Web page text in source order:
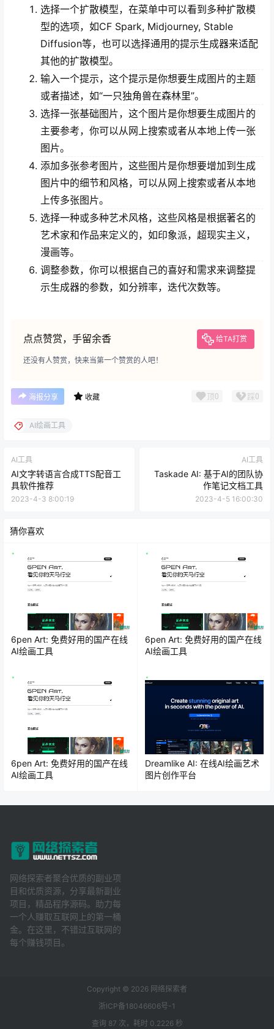
选择一个扩散模型，在菜单中可以看到多种扩散模
型的选项，如CF Spark, Midjourney, Stable
Diffusion等，也可以选择通用的提示生成器来适配
其他的扩散模型。
输入一个提示，这个提示是你想要生成图片的主题
或者描述，如“一只独角兽在森林里”。
选择一张基础图片，这个图片是你想要生成图片的
主要参考，你可以从网上搜索或者从本地上传一张
图片。
添加多张参考图片，这些图片是你想要增加到生成
图片中的细节和风格，可以从网上搜索或者从本地
上传多张图片。
选择一种或多种艺术风格，这些风格是根据著名的
艺术家和作品来定义的，如印象派，超现实主义，
漫画等。
调整参数，你可以根据自己的喜好和需求来调整提
示生成器的参数，如分辨率，迭代次数等。
点点赞赏，手留余香 给TA打赏
还没有人赞赏，快来当第一个赞赏的人吧！
海报分享 收藏 顶0 踩0
AI绘画工具
AI工具
AI文字转语言合成TTS配音工
具软件推荐
2023-4-3 8:00:19
AI工具
Taskade AI: 基于AI的团队协
作笔记文档工具
2023-4-5 16:00:30
猜你喜欢
6pen Art: 免费好用的国产在线
AI绘画工具
6pen Art: 免费好用的国产在线
AI绘画工具
6pen Art: 免费好用的国产在线
AI绘画工具
Dreamlike AI: 在线AI绘画艺术
图片创作平台
网络探索者聚合优质的副业项
目和优质资源，分享最新副业
项目，精品程序源码。助力每
一个人赚取互联网上的第一桶
金。在这里，不错过互联网的
每个赚钱项目。
Copyright © 2026 网络探索者
浙ICP备18046606号-1
查询 87 次，耗时 0.2226 秒